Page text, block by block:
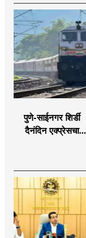
अश्विन मुद्गल
पुणे-साईनगर शिर्डी
दैनंदिन एक्प्रेसचा
हिरवा झेंडा